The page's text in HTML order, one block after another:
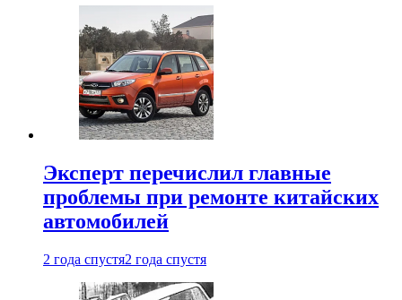
Эксперт перечислил главные
проблемы при ремонте китайских
автомобилей
2 года спустя2 года спустя